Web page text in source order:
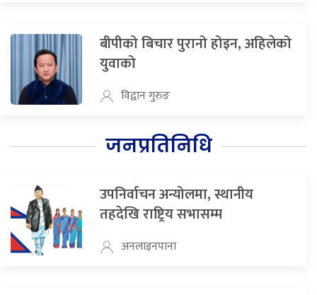
बीपीको बिचार पुरानो होइन, अहिलेको
युवाको
विद्वान गुरुङ
जनप्रतिनिधि
उपनिर्वाचन अन्योलमा, स्थानीय
तहदेखि राष्ट्रिय सभासम्म
अनलाइनपाना